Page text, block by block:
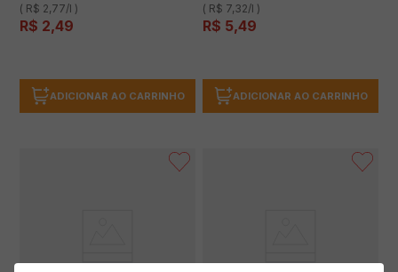
( R$ 2,77/l )
R$ 2,49
ADICIONAR AO CARRINHO
( R$ 7,32/l )
R$ 5,49
ADICIONAR AO CARRINHO